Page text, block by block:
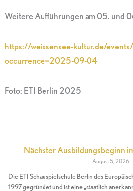
Weitere Aufführungen am 05. und
https://weissensee-kultur.de/
occurrence=2025-09-04
Foto: ETI Berlin 2025
Nächster Ausbildungsbeginn
August 5, 2026
Die ETI Schauspielschule Berlin des
1997 gegründet und ist eine „staatlich